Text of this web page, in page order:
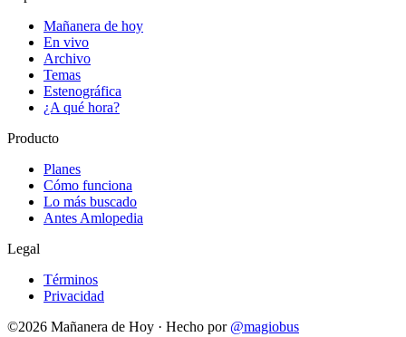
Mañanera de hoy
En vivo
Archivo
Temas
Estenográfica
¿A qué hora?
Producto
Planes
Cómo funciona
Lo más buscado
Antes Amlopedia
Legal
Términos
Privacidad
©2026 Mañanera de Hoy · Hecho por @magiobus